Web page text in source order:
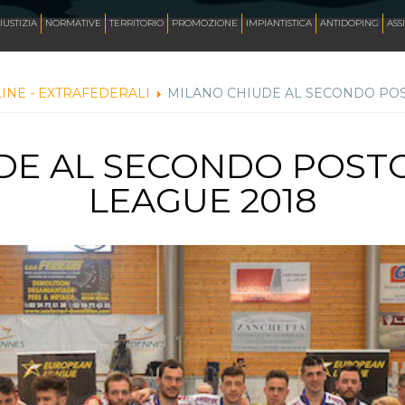
NORMATIVE TERRITORIO PROMOZIONE IMPIANTISTICA ANTIDOPING
- EXTRAFEDERALI MILANO CHIUDE AL SECONDO
AL SECONDO
LEAGUE 2018
AZZURRI
CORSA
ROLLER FREESTYLE
MONOPATTINO